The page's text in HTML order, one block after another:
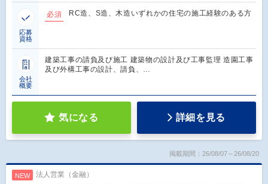
応募
資格
必須 RC造、S造、木造いずれかの住宅の施工経験のある方
会社
概要
建築工事の請負及び施工 建築物の設計及び工事監理 造園工事
及び外構工事の設計、請負、…
気になる 詳細を見る
掲載期間：26/08/07～26/08/20
NEW 法人営業（金融）